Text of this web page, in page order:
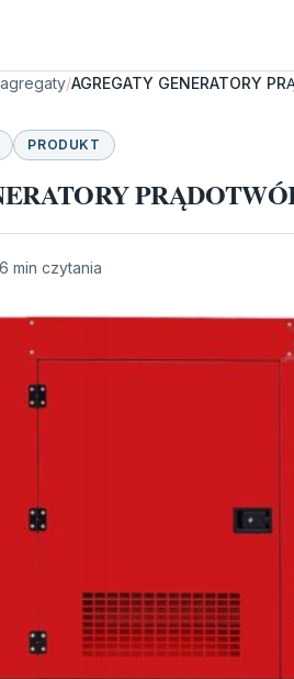
/AGREGATY GENERATORY
PRODUKT
6 min czytania